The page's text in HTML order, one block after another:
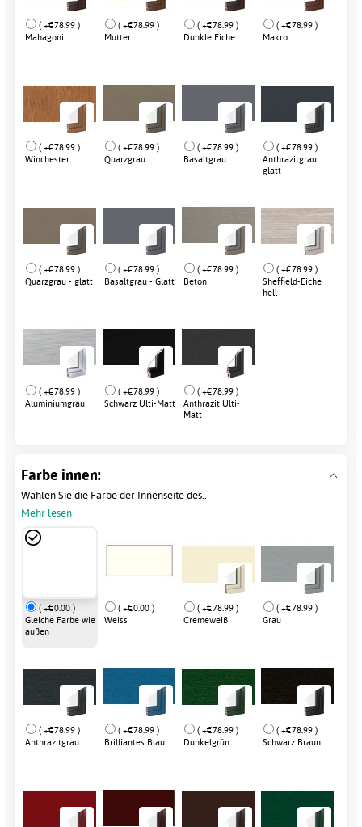
( +€78.99 )
Mahagoni
( +€78.99 )
Mutter
( +€78.99 )
Dunkle Eiche
( +€78.99 )
Makro
( +€78.99 )
Winchester
( +€78.99 )
Quarzgrau
( +€78.99 )
Basaltgrau
( +€78.99 )
Anthrazitgrau
glatt
( +€78.99 )
Quarzgrau - glatt
( +€78.99 )
Basaltgrau - Glatt
( +€78.99 )
Beton
( +€78.99 )
Sheffield-Eiche
hell
( +€78.99 )
Aluminiumgrau
( +€78.99 )
Schwarz Ulti-Matt
( +€78.99 )
Anthrazit Ulti-
Matt
Farbe innen:
Wählen Sie die Farbe der Innenseite des..
Mehr lesen
( +€0.00 )
Gleiche Farbe wie
außen
( +€0.00 )
Weiss
( +€78.99 )
Cremeweiß
( +€78.99 )
Grau
( +€78.99 )
Anthrazitgrau
( +€78.99 )
Brilliantes Blau
( +€78.99 )
Dunkelgrün
( +€78.99 )
Schwarz Braun